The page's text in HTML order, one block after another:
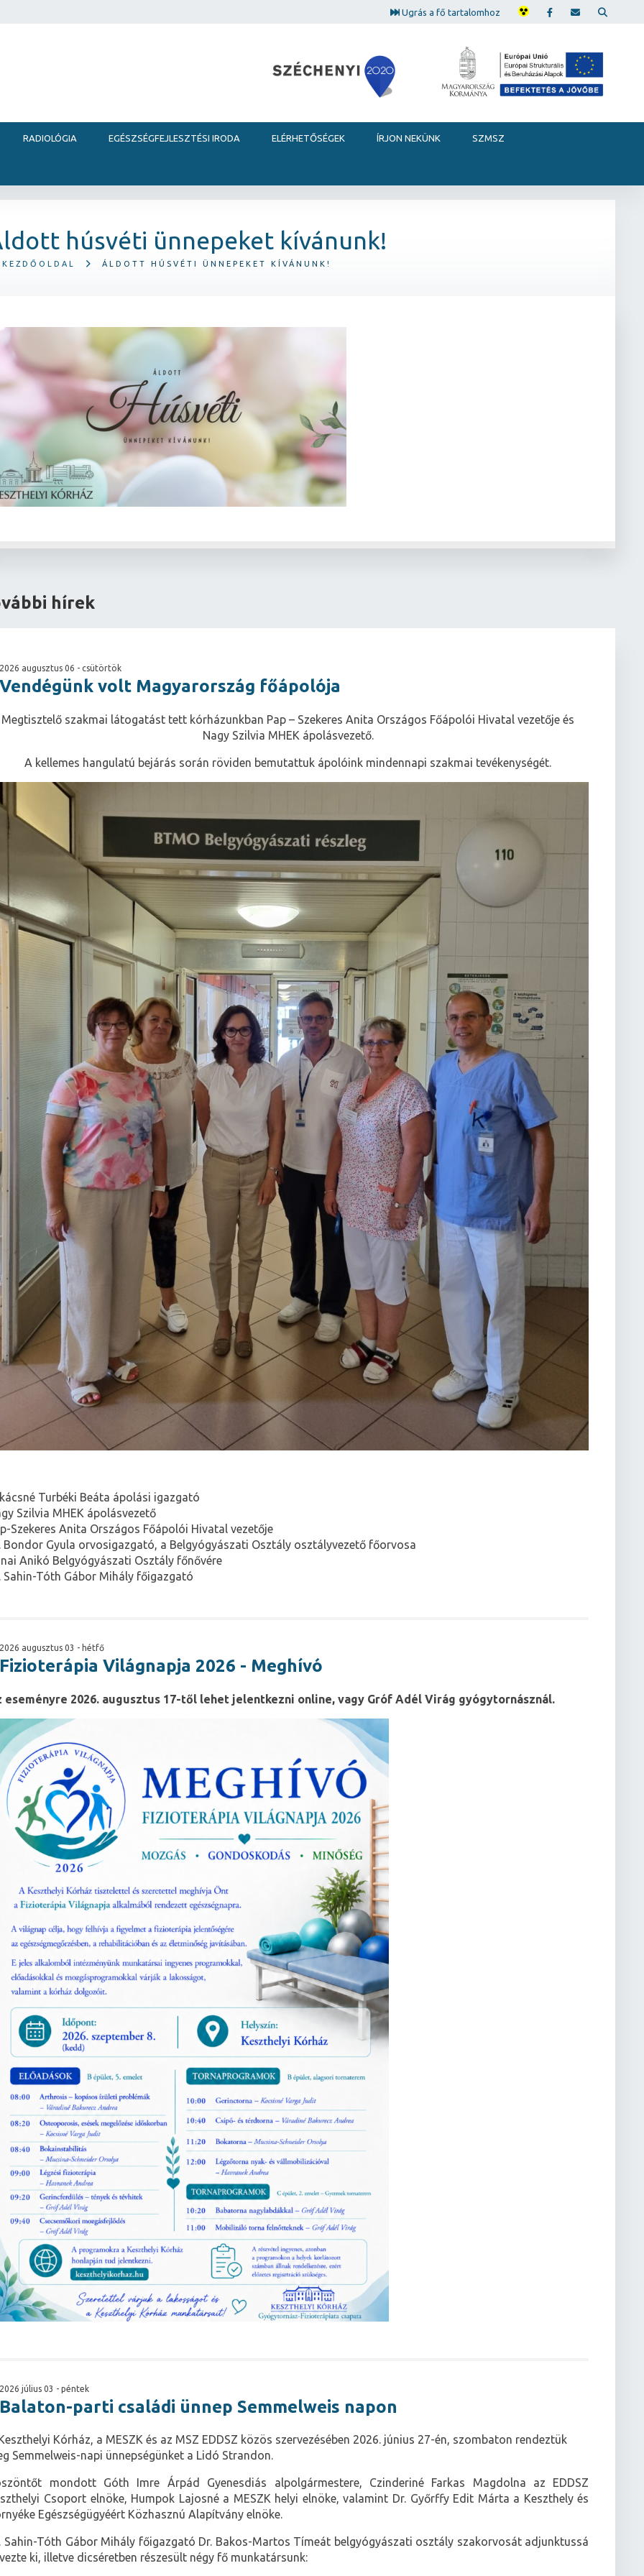
Ugrás a fő tartalomhoz
RADIOLÓGIA EGÉSZSÉGFEJLESZTÉSI IRODA ELÉRHETŐSÉGEK ÍRJON NEKÜNK SZMSZ
húsvéti ünnepeket kívánunk!
ÁLDOTT HÚSVÉTI ÜNNEPEKET KÍVÁNUNK!
hírek
2026 augusztus 06 - csütörtök
Vendégünk volt Magyarország főápolója
Megtisztelő szakmai látogatást tett kórházunkban Pap – Szekeres Anita Országos Főápolói Hivatal vezetője és
Nagy Szilvia MHEK ápolásvezető.
A kellemes hangulatú bejárás során röviden bemutattuk ápolóink mindennapi szakmai tevékenységét.
Turbéki Beáta ápolási igazgató
Szilvia MHEK ápolásvezető
Szekeres Anita Országos Főápolói Hivatal vezetője
Bondor Gyula orvosigazgató, a Belgyógyászati Osztály osztályvezető főorvosa
Anikó Belgyógyászati Osztály főnővére
Sahin-Tóth Gábor Mihály főigazgató
2026 augusztus 03 - hétfő
Fizioterápia Világnapja 2026 - Meghívó
eseményre 2026. augusztus 17-től lehet jelentkezni online, vagy Gróf Adél Virág gyógytornásznál.
2026 július 03 - péntek
Balaton-parti családi ünnep Semmelweis napon
Kórház, a MESZK és az MSZ EDDSZ közös szervezésében 2026. június 27-én, szombaton rendeztük
Semmelweis-napi ünnepségünket a Lidó Strandon.
mondott Góth Imre Árpád Gyenesdiás alpolgármestere, Czinderiné Farkas Magdolna az EDDSZ
Csoport elnöke, Humpok Lajosné a MESZK helyi elnöke, valamint Dr. Győrffy Edit Márta a Keszthely és
Egészségügyéért Közhasznú Alapítvány elnöke.
Sahin-Tóth Gábor Mihály főigazgató Dr. Bakos-Martos Tímeát belgyógyászati osztály szakorvosát adjunktussá
ki, illetve dicséretben részesült négy fő munkatársunk: